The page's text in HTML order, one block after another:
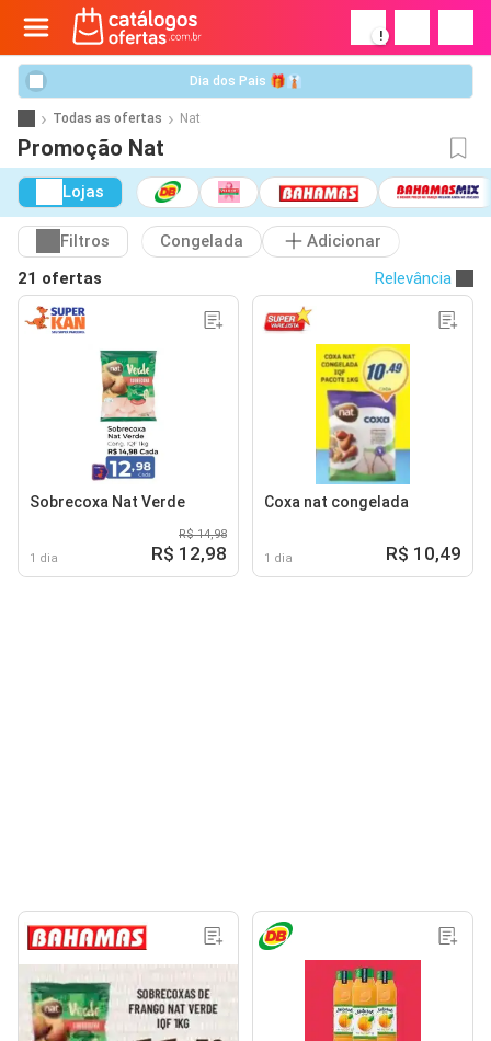
!
Dia dos Pais 🎁👔
Todas as ofertas Nat
Promoção Nat
Lojas
Filtros Congelada
Adicionar
21 ofertas
Relevância
Sobrecoxa Nat Verde
1 dia
R$ 14,98
R$ 12,98
Coxa nat congelada
1 dia R$ 10,49